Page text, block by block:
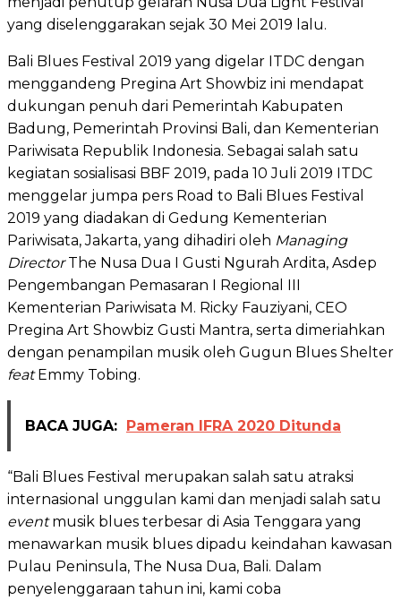
yang diselenggarakan sejak 30 Mei 2019 lalu.
Bali Blues Festival 2019 yang digelar ITDC dengan
menggandeng Pregina Art Showbiz ini mendapat
dukungan penuh dari Pemerintah Kabupaten
Badung, Pemerintah Provinsi Bali, dan Kementerian
Pariwisata Republik Indonesia. Sebagai salah satu
kegiatan sosialisasi BBF 2019, pada 10 Juli 2019 ITDC
menggelar jumpa pers Road to Bali Blues Festival
2019 yang diadakan di Gedung Kementerian
Pariwisata, Jakarta, yang dihadiri oleh Managing
DirectorThe Nusa Dua I Gusti Ngurah Ardita, Asdep
Pengembangan Pemasaran I Regional III
Kementerian Pariwisata M. Ricky Fauziyani, CEO
Pregina Art Showbiz Gusti Mantra, serta dimeriahkan
dengan penampilan musik oleh Gugun Blues Shelter
featEmmy Tobing.
BACA JUGA: Pameran IFRA 2020 Ditunda
“Bali Blues Festival merupakan salah satu atraksi
internasional unggulan kami dan menjadi salah satu
eventmusik blues terbesar di Asia Tenggara yang
menawarkan musik blues dipadu keindahan kawasan
Pulau Peninsula, The Nusa Dua, Bali. Dalam
penyelenggaraan tahun ini, kami coba